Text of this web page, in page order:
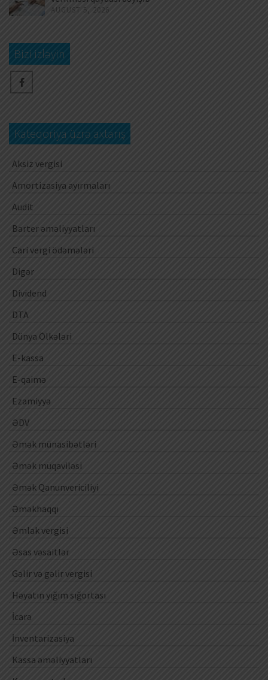
AUGUST 5, 2026
Bizi izləyin
Kateqoriya üzrə axtarış
Aksiz vergisi
Amortizasiya ayırmaları
Audit
Barter əməliyyatları
Cari vergi ödəmələri
Digər
Dividend
DTA
Dünya Ölkələri
E-kassa
E-qaimə
Ezamiyyə
ƏDV
Əmək münasibətləri
Əmək müqaviləsi
Əmək Qanunvericiliyi
Əməkhaqqı
Əmlak vergisi
Əsas vəsaitlər
Gəlir və gəlir vergisi
Həyatın yığım sığortası
İcarə
İnventarizasiya
Kassa əməliyyatları